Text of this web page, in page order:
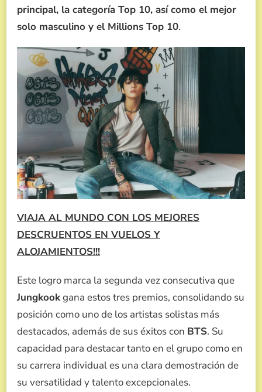
principal, la categoría Top 10, así como el mejor
solo masculino y el Millions Top 10.
VIAJA AL MUNDO CON LOS MEJORES
DESCRUENTOS EN VUELOS Y
ALOJAMIENTOS!!!
Este logro marca la segunda vez consecutiva que
Jungkookgana estos tres premios, consolidando su
posición como uno de los artistas solistas más
destacados, además de sus éxitos con BTS. Su
capacidad para destacar tanto en el grupo como en
su carrera individual es una clara demostración de
su versatilidad y talento excepcionales.